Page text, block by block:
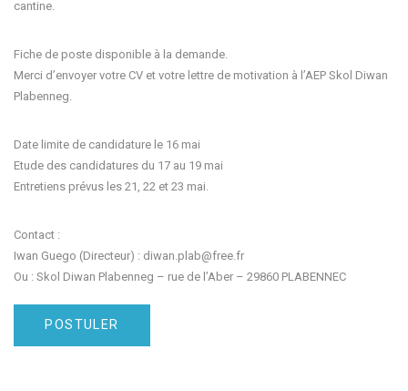
cantine.
Fiche de poste disponible à la demande.
Merci d’envoyer votre CV et votre lettre de motivation à l’AEP Skol Diwan
Plabenneg.
Date limite de candidature le 16 mai
Etude des candidatures du 17 au 19 mai
Entretiens prévus les 21, 22 et 23 mai.
Contact :
Iwan Guego (Directeur) : diwan.plab@free.fr
Ou : Skol Diwan Plabenneg – rue de l’Aber – 29860 PLABENNEC